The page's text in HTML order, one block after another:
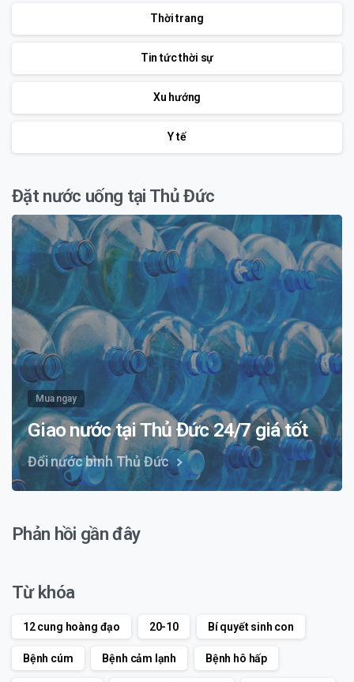
Thời trang
Tin tức thời sự
Xu hướng
Y tế
Đặt nước uống tại Thủ Đức
Mua ngay
Giao nước tại Thủ Đức 24/7 giá tốt
Đổi nước bình Thủ Đức
Phản hồi gần đây
Từ khóa
12 cung hoàng đạo 20-10 Bí quyết sinh con
Bệnh cúm Bệnh cảm lạnh Bệnh hô hấp